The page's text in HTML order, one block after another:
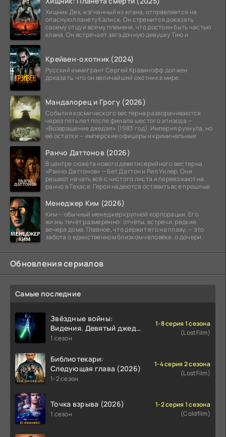
Хищник Дек, изгнанный из клана, отправляется на
опасную планету Калиск. Он стремится доказать
своему отцу и всему племени, что достоин быть частью
клана. Он встречает загадочную девушку Тию и
Крейвен-охотник (2024)
Русский иммигрант Сергей Кравинофф должен
доказать, что он величайший охотник в мире.
Мандалорец и Грогу (2026)
События космического вестерна разворачиваются
через пять лет после финала шестого эпизода —
«Возвращение джедая» (1983 год). Империя рухнула, но
её остатки — имперские офицеры и криминальные
Ранчо Даттонов (2026)
В центре сюжета нового девятисерийного вестерна
«Ранчо Даттонов» — Бет Даттон и Рип Уилер. Они
решают начать всё с чистого листа и переезжают на
ранчо в Техасе. Герои надеются оставить все прошлые
Менеджер Ким (2026)
Ким — обычный менеджер крупной корпорации. Его
жизнь течёт размеренно: отчёты, встречи, редкие
вечера дома. Главное, что держит его на плаву, — это
забота о единственном близком человеке, о дочери.
Обновления сериалов
Самые последние
Звёздные войны:
Видения. Девятый джедай
(2026)
1 сезон
1-8 серия 1 сезона
(LostFilm)
Библиотекари:
Следующая глава (2026)
1-2 сезон
1-4 серия 2 сезона
(LostFilm)
Точка взрыва (2026)
1 сезон
1-2 серия 1 сезона
(Coldfilm)